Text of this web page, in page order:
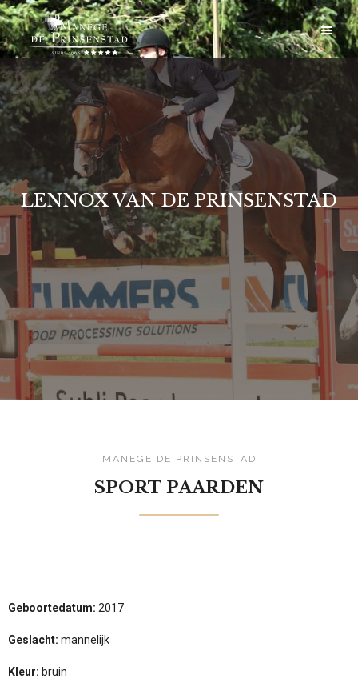
LENNOX VAN DE PRINSENSTAD
MANEGE DE PRINSENSTAD
SPORT PAARDEN
Geboortedatum: 2017
Geslacht: mannelijk
Kleur: bruin